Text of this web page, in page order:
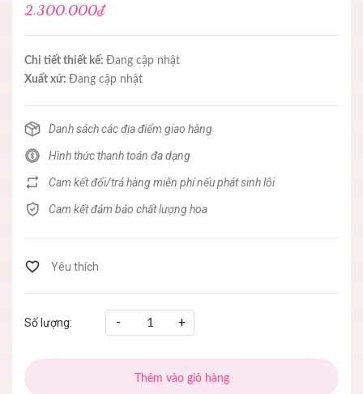
2.300.000₫
Chi tiết thiết kế: Đang cập nhật
Xuất xứ: Đang cập nhật
Danh sách các địa điểm giao hàng
Hình thức thanh toán đa dạng
Cam kết đổi/trả hàng miễn phí nếu phát sinh lỗi
Cam kết đảm bảo chất lượng hoa
Số lượng: - +
Thêm vào giỏ hàng